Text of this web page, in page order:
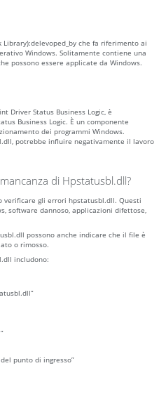
che fa riferimento ai
Windows. Solitamente contiene una
possono essere applicate da Windows.
Driver Status Business Logic, è
Business Logic. È un componente
dei programmi Windows.
potrebbe influire negativamente il lavoro
di Hpstatusbl.dll?
verificare gli errori hpstatusbl.dll. Questi
software dannoso, applicazioni difettose,
possono anche indicare che il file è
o rimosso.
includono:
punto di ingresso”